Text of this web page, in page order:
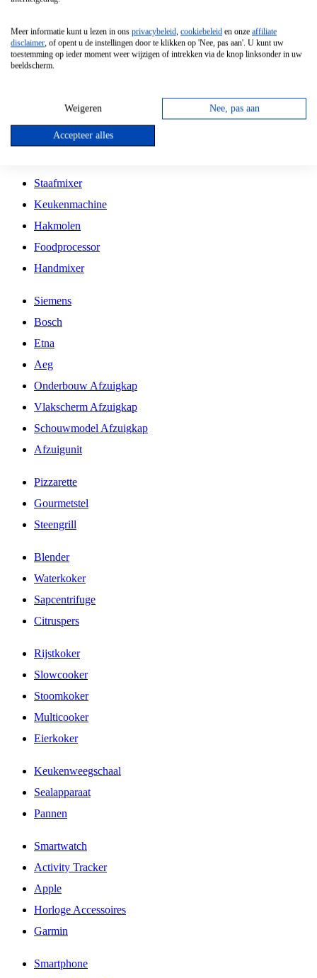
Vrijstaande Magnetron
Vrijstaande Kookplaat
Inbouw Gaskookplaat
Inbouw Keramische Kookplaat
Kookplaat Accessoires
Staafmixer
Keukenmachine
Hakmolen
Foodprocessor
Handmixer
Siemens
Bosch
Etna
Aeg
Onderbouw Afzuigkap
Vlakscherm Afzuigkap
Schouwmodel Afzuigkap
Afzuigunit
Pizzarette
Gourmetstel
Steengrill
Blender
Waterkoker
Sapcentrifuge
Citruspers
Rijstkoker
Slowcooker
Stoomkoker
Multicooker
Eierkoker
Keukenweegschaal
Sealapparaat
Pannen
Smartwatch
Activity Tracker
Apple
Horloge Accessoires
Garmin
Smartphone
Meer informatie kunt u lezen in ons privacybeleid, cookiebeleid en onze affiliate
disclaimer, of opent u de instellingen door te klikken op 'Nee, pas aan'. U kunt uw
toestemming op ieder moment weer wijzigen of intrekken via de knop linksonder in uw
beeldscherm.
Weigeren Nee, pas aan
Accepteer alles